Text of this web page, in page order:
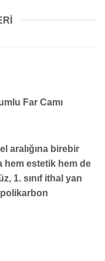
Far Camı
aralığına birebir
hem estetik hem de
1. sınıf ithal yan
polikarbon